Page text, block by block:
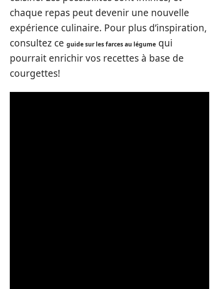
chaque repas peut devenir une nouvelle
expérience culinaire. Pour plus d’inspiration,
consultez ce guide sur les farces au légume qui
pourrait enrichir vos recettes à base de
courgettes!